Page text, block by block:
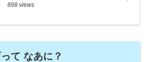
898 views
て なあに？